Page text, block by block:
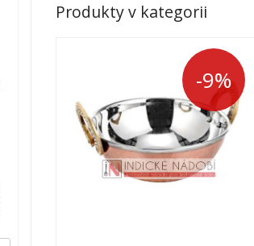
Produkty v kategorii
-9%